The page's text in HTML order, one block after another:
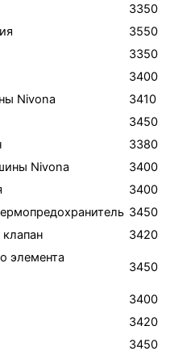
3350
3550
3350
3400
Nivona
3410
3450
3380
Nivona
3400
3400
3450
3420
элемента
3450
3400
3420
3450